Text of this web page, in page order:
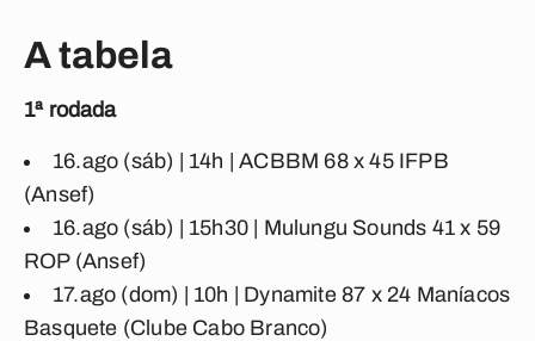
A tabela
1ª rodada
16.ago (sáb) | 14h | ACBBM 68 x 45 IFPB
(Ansef)
16.ago (sáb) | 15h30 | Mulungu Sounds 41 x 59
ROP (Ansef)
17.ago (dom) | 10h | Dynamite 87 x 24 Maníacos
Basquete (Clube Cabo Branco)